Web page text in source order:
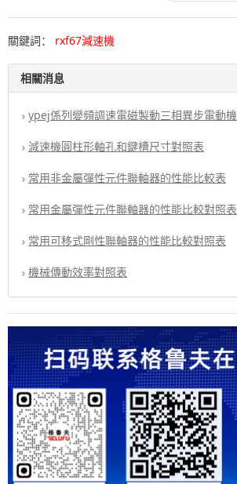
關鍵詞： rxf67減速機
相關消息
ypej係列變頻調速電磁製動三相異步電動機
減速機圓柱形軸孔和鍵槽尺寸對照表
常用非金屬彈性元件聯軸器的性能比較表
常用金屬彈性元件聯軸器的性能比較對照表
常用可移式剛性聯軸器的性能比較對照表
機械傳動效率對照表